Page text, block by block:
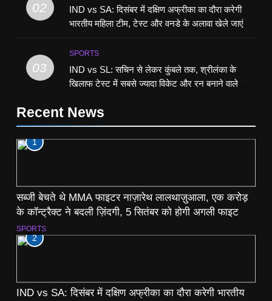
02
IND vs SA: दिसंबर में दक्षिण अफ्रीका का दौरा करेगी
भारतीय महिला टीम, टेस्ट और वनडे के अलावा खेले जाएंगे 3
03
SPORTS
IND vs SL: सचिन से लेकर कुंबले तक, श्रीलंका के
खिलाफ टेस्ट में सबसे ज्यादा विकेट और रन बनाने वाले
Recent News
1
सब्जी बेचते थे MMA फाइटर नाज़ारेथ लालथाज़ुआला, एक करोड़
के कॉन्ट्रैक्ट ने बदली ज़िंदगी, 5 सितंबर को होगी अगली फाइट
SPORTS
2
IND vs SA: दिसंबर में दक्षिण अफ्रीका का दौरा करेगी भारतीय